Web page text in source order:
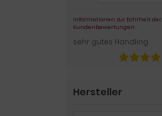
Informationen zur Echtheit der
Kundenbewertungen
sehr gutes Handling
Hersteller